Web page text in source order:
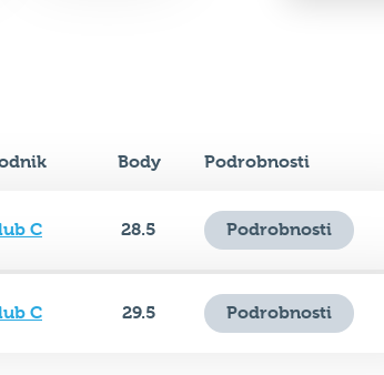
Body Podrobnosti
C 28.5 Podrobnosti
C 29.5 Podrobnosti